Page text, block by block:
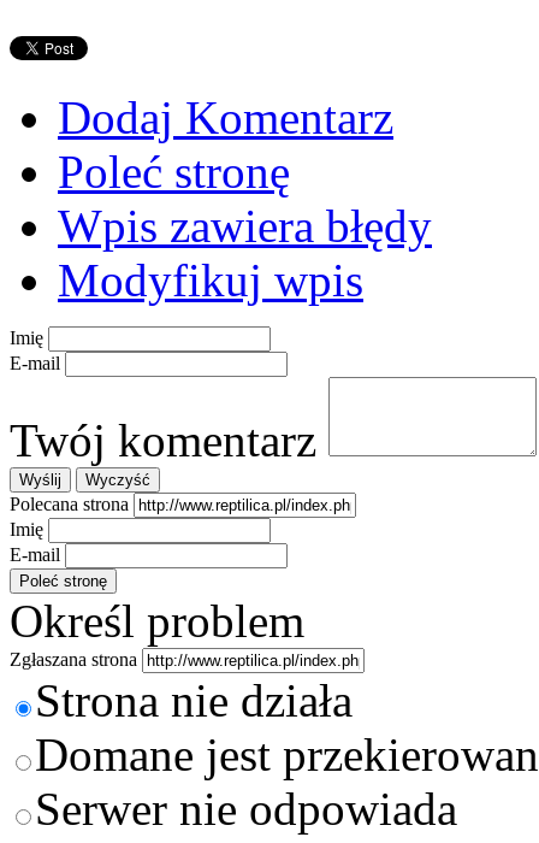
Dodaj Komentarz
Poleć stronę
Wpis zawiera błędy
Modyfikuj wpis
Imię
E-mail
Twój komentarz
Polecana strona
Imię
E-mail
Określ problem
Zgłaszana strona
Strona nie działa
Domane jest
Serwer nie odpowiada